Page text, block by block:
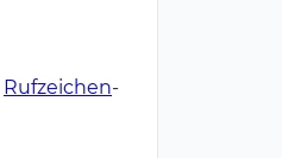
Rufzeichen-